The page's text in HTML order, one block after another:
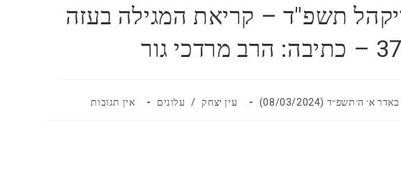
תשפ"ד – קריאת המגילה בעזה
א׳ ה׳תשפ״ד (08/03/2024) קטגוריה:
עין יצחק / עלונים תגובות:
אין תגובות